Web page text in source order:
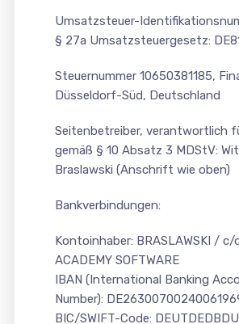
Umsatzsteuer-
§ 27a Umsatzsteuergesetz:
Steuernummer 10650381185,
Düsseldorf-Süd, Deutschland
Seitenbetreiber, verantwortlich
gemäß § 10 Absatz 3 MDStV:
Braslawski (Anschrift wie oben)
Bankverbindungen:
Kontoinhaber: BRASLAWSKI / c/
ACADEMY SOFTWARE
IBAN (International Banking
Number):
BIC/SWIFT-Code: